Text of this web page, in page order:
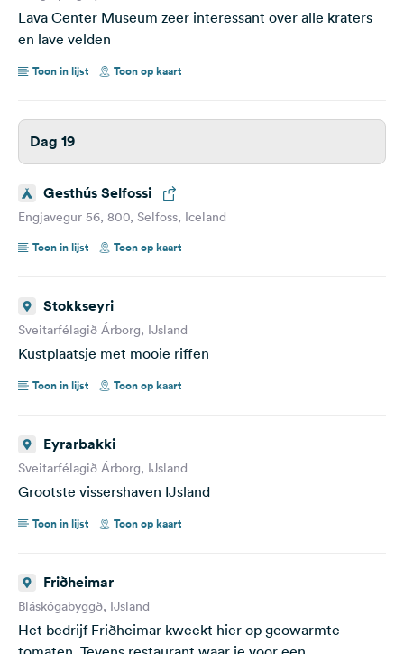
Lava Center Museum zeer interessant over alle kraters
en lave velden
Toon in lijst Toon op kaart
Dag 19
Gesthús Selfossi
Engjavegur 56, 800, Selfoss, Iceland
Toon in lijst
Toon op kaart
Stokkseyri
Sveitarfélagið Árborg, IJsland
Kustplaatsje met mooie riffen
Toon in lijst Toon op kaart
Eyrarbakki
Sveitarfélagið Árborg, IJsland
Grootste vissershaven IJsland
Toon in lijst Toon op kaart
Friðheimar
Bláskógabyggð, IJsland
Het bedrijf Friðheimar kweekt hier op geowarmte